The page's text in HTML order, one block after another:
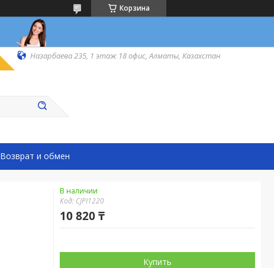
Корзина
Назарбаева 235, 1 этаж 18 офис, Алматы, Казахстан
Возврат и обмен
В наличии
Код: CJPI1220
10 820 ₸
Купить